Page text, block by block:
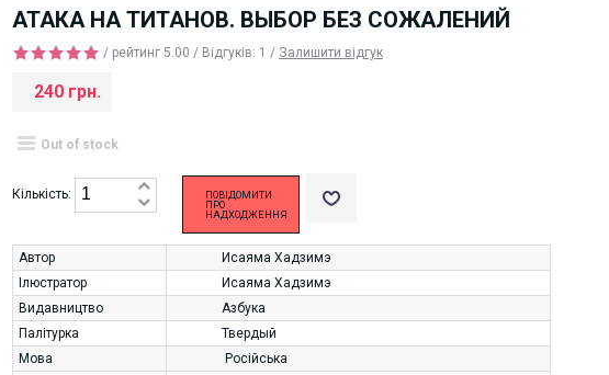
АТАКА НА ТИТАНОВ. ВЫБОР БЕЗ СОЖАЛЕНИЙ
/ рейтинг 5.00 / Відгуків: 1 / Залишити відгук
240 грн.
Out of stock
Кількість:
ПОВІДОМИТИ
ПРО
НАДХОДЖЕННЯ
Автор
Исаяма Хадзимэ
Ілюстратор
Исаяма Хадзимэ
Видавництво
Азбука
Палітурка
Твердый
Мова
Російська